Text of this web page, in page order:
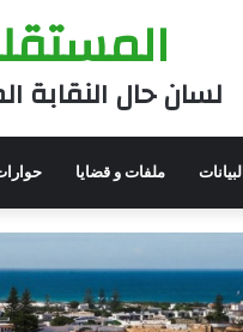
لسان حال النقابة
البيانات ملفات و قضايا